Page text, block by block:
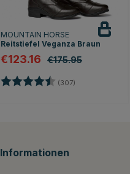
MOUNTAIN HORSE
Reitstiefel Veganza Braun
€123.16 €175.95
Bewertung: (307)
Informationen